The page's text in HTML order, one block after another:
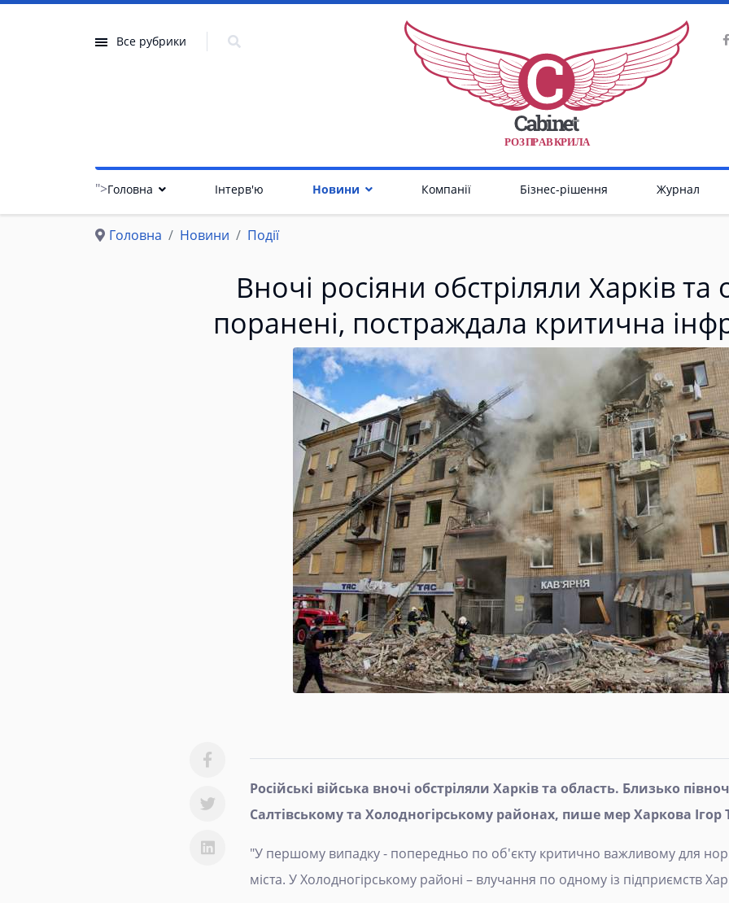
Все рубрики
РОЗПРАВКРИЛА
">Головна Інтерв'ю Новини Компанії Бізнес-рішення Журнал
Головна Новини Події
Вночі росіяни обстріляли Харків та
поранені, постраждала критична
Російські війська вночі обстріляли Харків та область. Близько
Салтівському та Холодногірському районах, пише мер Харкова Ігор
"У першому випадку - попередньо по об'єкту критично важливому для
міста. У Холодногірському районі – влучання по одному із підприємств